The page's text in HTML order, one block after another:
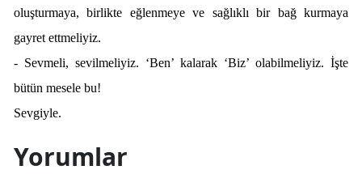
oluşturmaya, birlikte eğlenmeye ve sağlıklı bir bağ kurmaya
gayret ettmeliyiz.
- Sevmeli, sevilmeliyiz. ‘Ben’ kalarak ‘Biz’ olabilmeliyiz. İşte
bütün mesele bu!
Sevgiyle.
Yorumlar